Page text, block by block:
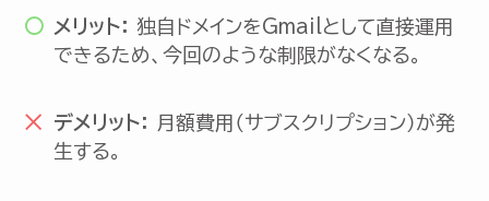
メリット： 独自ドメインをGmailとして直接運用
できるため、今回のような制限がなくなる。
デメリット：
月額費用（サブスクリプション）が発
生する。